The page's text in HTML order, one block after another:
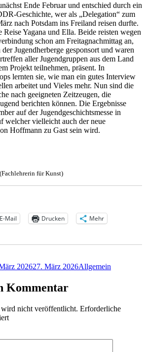
Ende Februar und entschied durch ein
Geschichte, wer als „Delegation“ zum
nach Potsdam ins Freiland reisen durfte.
Reise Yagana und Ella. Beide reisten wegen
schon am Freitagnachmittag an,
Jugendherberge gesponsort und waren
aller Jugendgruppen aus dem Land
Projekt teilnehmen, präsent. In
lernten sie, wie man ein gutes Interview
arbeitet und Vieles mehr. Nun sind die
nach geeigneten Zeitzeugen, die
berichten können. Die Ergebnisse
auf der Jugendgeschichtsmesse in
welcher vielleicht auch der neue
Hoffmann zu Gast sein wird.
Richter
(Fachlehrerin für Kunst)
E-Mail Drucken Mehr
202627. März 2026Allgemein
Kommentar
nicht veröffentlicht. Erforderliche